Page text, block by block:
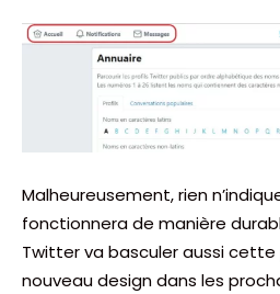
Malheureusement, rien
fonctionnera de manière
Twitter va basculer aussi
nouveau design dans les